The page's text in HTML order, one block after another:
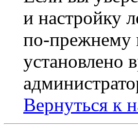
и настройку
по-прежнему
установлено
Вернуться к